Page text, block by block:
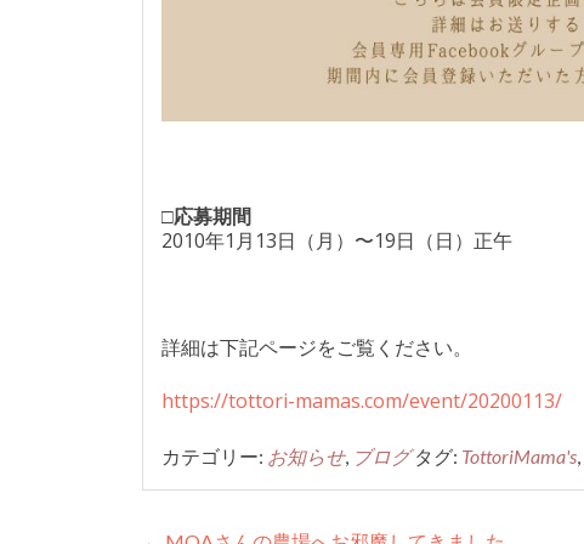
□応募期間
2010年1月13日（月）〜19日（日）正午
詳細は下記ページをご覧ください。
https://tottori-mamas.com/event/20200113/
カテゴリー: お知らせ, ブログタグ: TottoriMama's,